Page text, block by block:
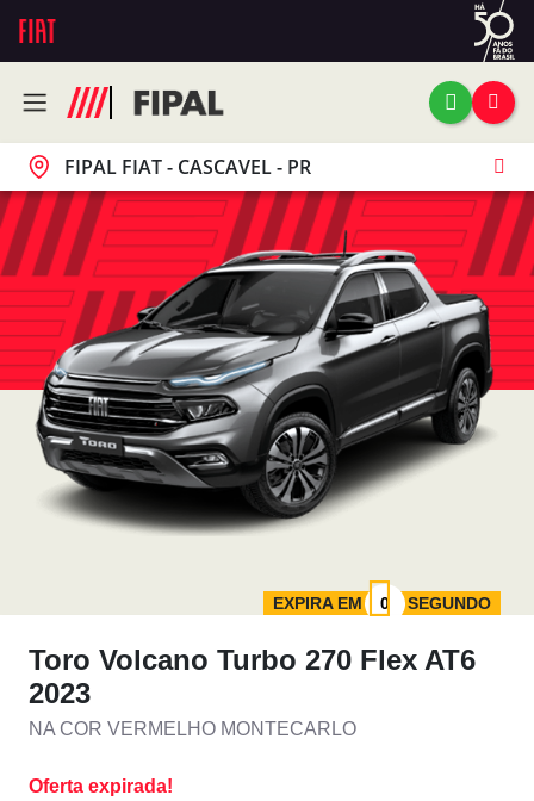
FIPAL FIAT - CASCAVEL - PR
EXPIRA EM SEGUNDO
Toro Volcano Turbo 270 Flex AT6
2023
NA COR VERMELHO MONTECARLO
Oferta expirada!